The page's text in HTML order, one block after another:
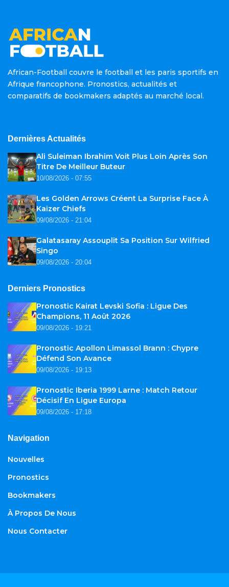
African-Football couvre le football et les paris sportifs en
Afrique francophone. Pronostics, actualités et
comparatifs de bookmakers adaptés au marché local.
Dernières Actualités
Ali Suleiman Ibrahim Voit Plus Loin Après Son
Titre De Meilleur Buteur
10/08/2026 - 07:55
Les Golden Arrows Créent La Surprise Face À
Kaizer Chiefs
09/08/2026 - 21:04
Galatasaray Assouplit Sa Position Sur Wilfried
Singo
09/08/2026 - 20:04
Derniers Pronostics
Pronostic Kairat Levski Sofia : Ligue Des
Champions, 11 Août 2026
09/08/2026 - 19:21
Pronostic Apollon Limassol Brann : Chypre
Défend Son Avance
09/08/2026 - 19:13
Pronostic Iberia 1999 Larne : Match Retour
Décisif En Ligue Europa
09/08/2026 - 17:18
Navigation
Nouvelles
Pronostics
Bookmakers
À Propos De Nous
Nous Contacter